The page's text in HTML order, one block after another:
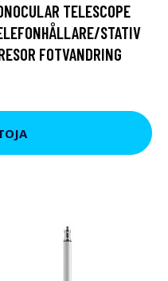
TELESCOPE
STATIV
FOTVANDRING